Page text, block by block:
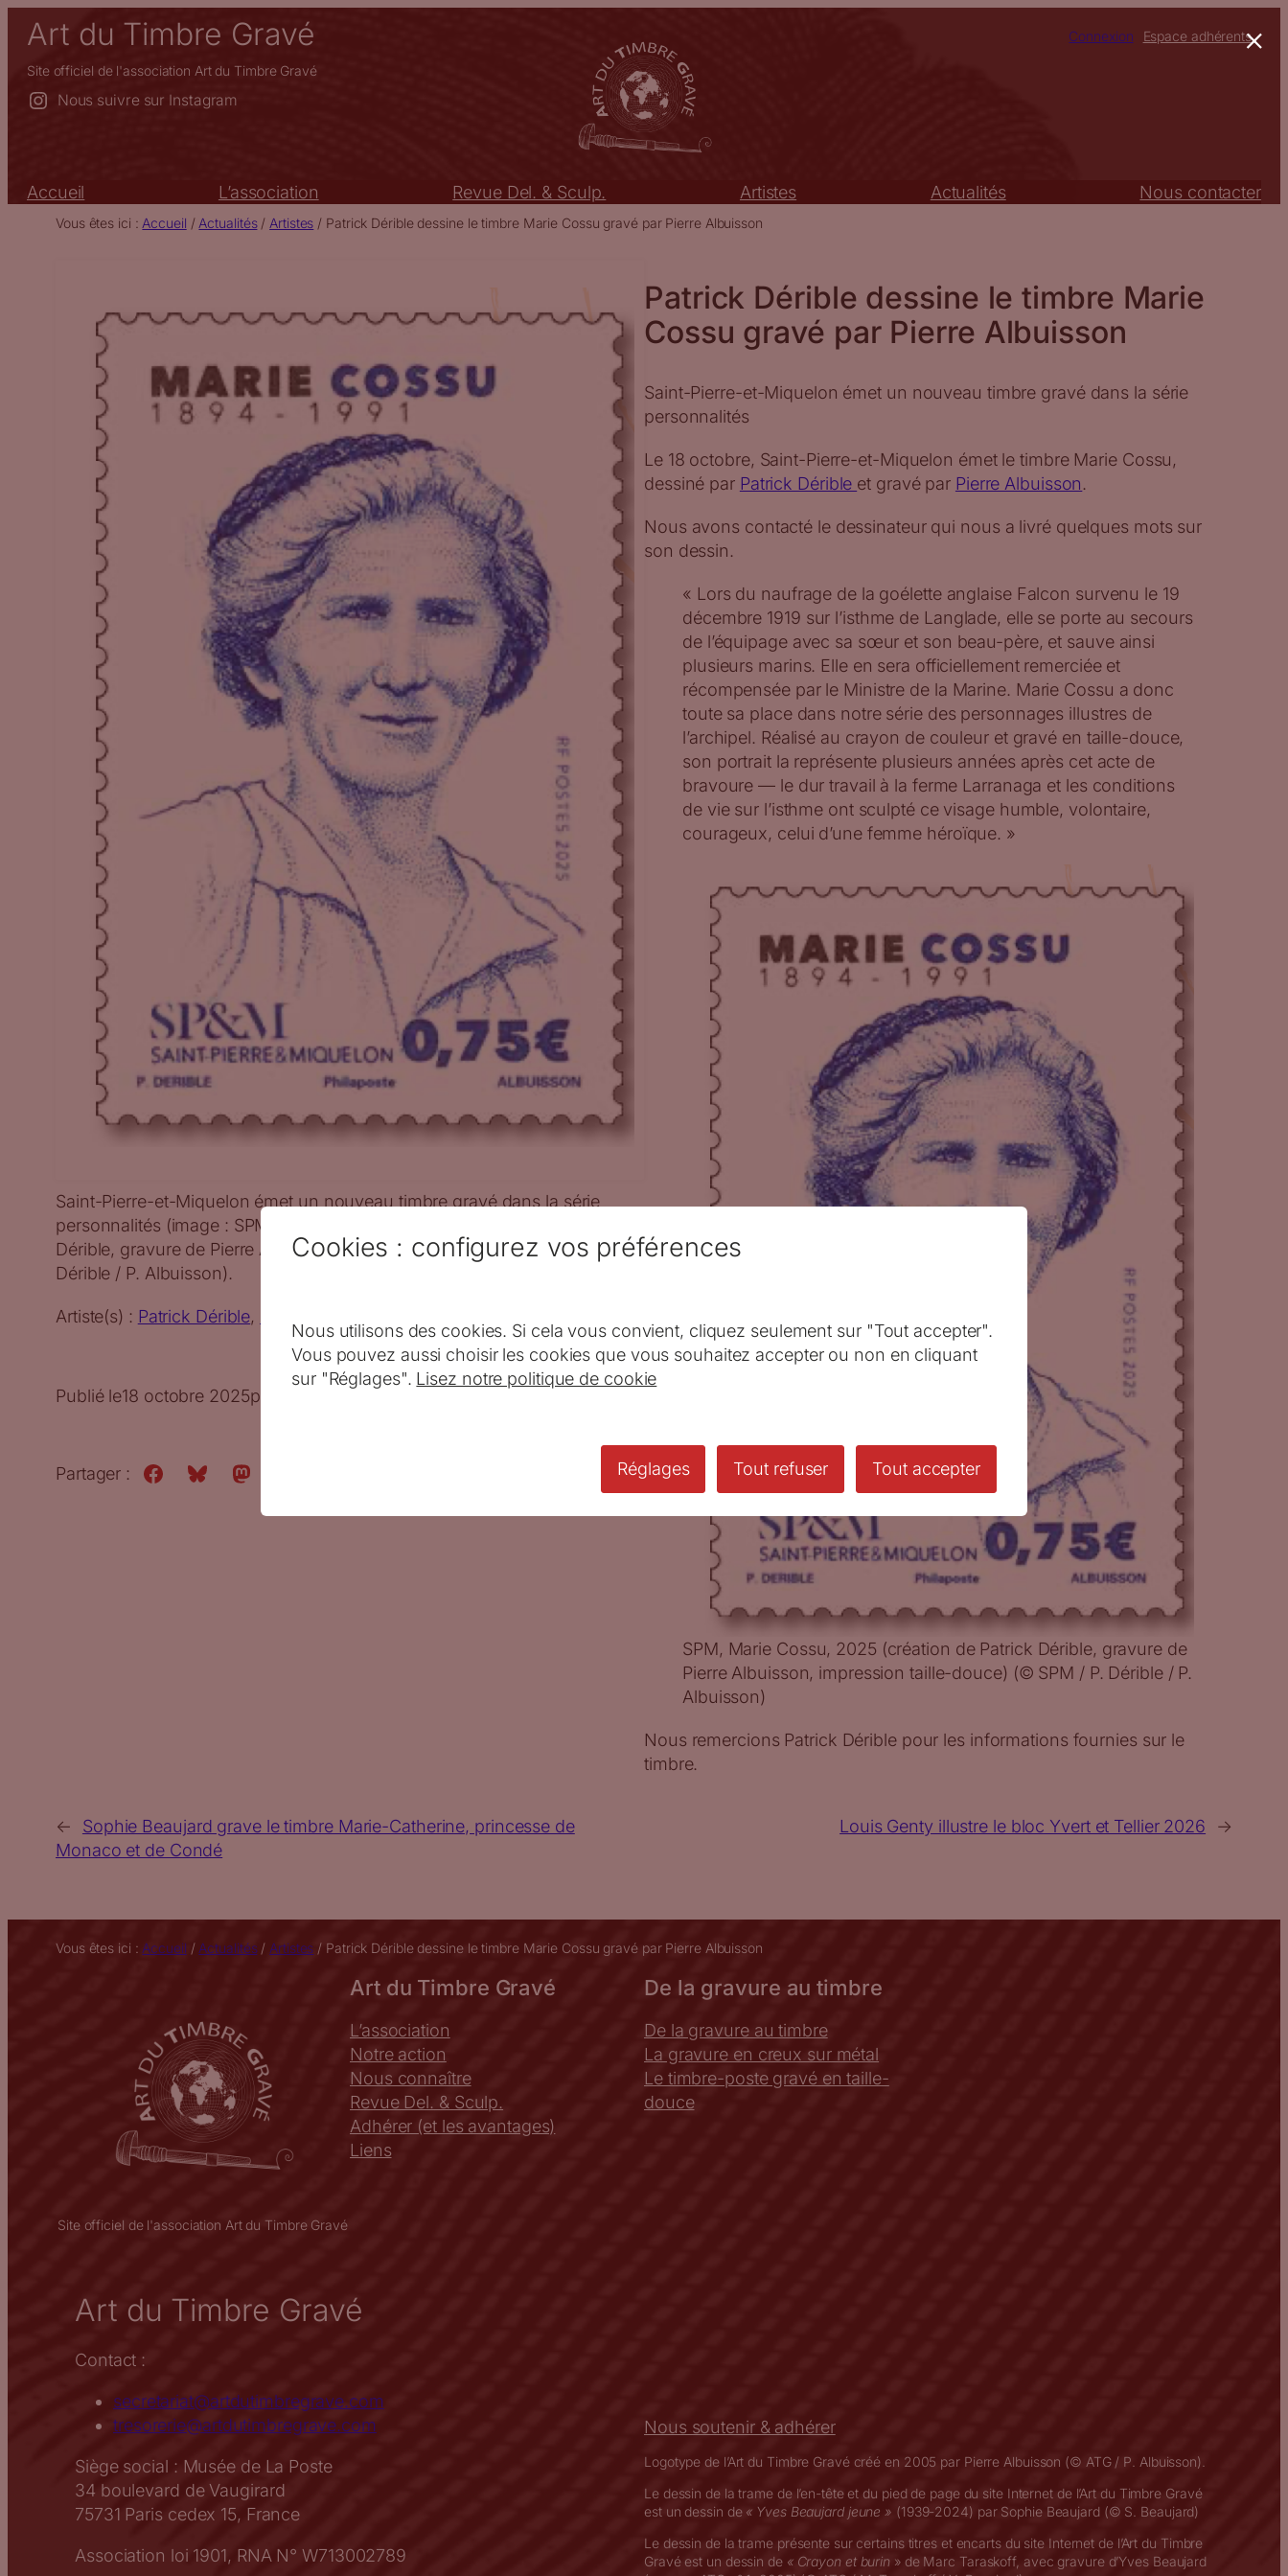
Aller
contenu
Art du Timbre Gravé
Site officiel de l'association Art du Timbre Gravé
Nous suivre sur Instagram
Connexion Espace adhérents
Accueil L’association Revue Del. & Sculp. Artistes Actualités Nous contacter
Vous êtes ici : Accueil / Actualités/ Artistes / Patrick Dérible dessine le timbre Marie Cossu gravé par Pierre Albuisson
Saint-Pierre-et-Miquelon émet un nouveau timbre gravé dans la série
personnalités (image : SPM, Marie Cossu, 2025, création de Patrick
Dérible, gravure de Pierre Albuisson, impression taille-douce – © SPM / P.
Dérible / P. Albuisson).
Artiste(s) : Patrick Dérible,
Publié le18 octobre 2025par
Partager :
Patrick Dérible dessine le timbre Marie
Cossu gravé par Pierre Albuisson
Saint-Pierre-et-Miquelon émet un nouveau timbre gravé dans la série
personnalités
Le 18 octobre, Saint-Pierre-et-Miquelon émet le timbre Marie Cossu,
dessiné par Patrick Dérible et gravé par Pierre Albuisson.
Nous avons contacté le dessinateur qui nous a livré quelques mots sur
son dessin.
« Lors du naufrage de la goélette anglaise Falcon survenu le 19
décembre 1919 sur l’isthme de Langlade, elle se porte au secours
de l’équipage avec sa sœur et son beau-père, et sauve ainsi
plusieurs marins. Elle en sera officiellement remerciée et
récompensée par le Ministre de la Marine. Marie Cossu a donc
toute sa place dans notre série des personnages illustres de
l’archipel. Réalisé au crayon de couleur et gravé en taille-douce,
son portrait la représente plusieurs années après cet acte de
bravoure — le dur travail à la ferme Larranaga et les conditions
de vie sur l’isthme ont sculpté ce visage humble, volontaire,
courageux, celui d’une femme héroïque. »
SPM, Marie Cossu, 2025 (création de Patrick Dérible, gravure de
Pierre Albuisson, impression taille-douce) (© SPM / P. Dérible / P.
Albuisson)
Nous remercions Patrick Dérible pour les informations fournies sur le
timbre.
←
Sophie Beaujard grave le timbre Marie-Catherine, princesse de
Monaco et de Condé
Louis Genty illustre le bloc Yvert et Tellier 2026 →
Vous êtes ici :Accueil /Actualités/Artistes / Patrick Dérible dessine le timbre Marie Cossu gravé par Pierre Albuisson
Site officiel de l'association Art du Timbre Gravé
Art du Timbre Gravé
L’association
Notre action
Nous connaître
Revue Del. & Sculp.
Adhérer (et les avantages)
Liens
De la gravure au timbre
De la gravure au timbre
La gravure en creux sur métal
Le timbre-poste gravé en taille-
douce
Art du Timbre Gravé
Contact :
secretariat@artdutimbregrave.com
tresorerie@artdutimbregrave.com
Siège social : Musée de La Poste
34 boulevard de Vaugirard
75731 Paris cedex 15, France
Association loi 1901, RNA N° W713002789
Nous soutenir & adhérer
Logotype de l’Art du Timbre Gravé créé en 2005 par Pierre Albuisson (© ATG / P. Albuisson).
Le dessin de la trame de l’en-tête et du pied de page du site Internet de l’Art du Timbre Gravé
est un dessin de « Yves Beaujard jeune » (1939-2024) par Sophie Beaujard (© S. Beaujard)
Le dessin de la trame présente sur certains titres et encarts du site Internet de l’Art du Timbre
Gravé est un dessin de « Crayon et burin » de Marc Taraskoff, avec gravure d’Yves Beaujard
×
Cookies : configurez vos préférences
Nous utilisons des cookies. Si cela vous convient, cliquez seulement sur "Tout accepter".
Vous pouvez aussi choisir les cookies que vous souhaitez accepter ou non en cliquant
sur "Réglages". Lisez notre politique de cookie
Réglages Tout refuser Tout accepter